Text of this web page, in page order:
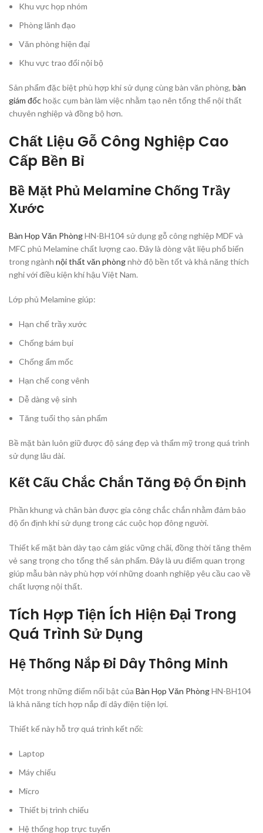
Khu vực họp nhóm
Phòng lãnh đạo
Văn phòng hiện đại
Khu vực trao đổi nội bộ
Sản phẩm đặc biệt phù hợp khi sử dụng cùng bàn văn phòng,bàn
giám đốchoặc cụm bàn làm việc nhằm tạo nên tổng thể nội thất
chuyên nghiệp và đồng bộ hơn.
Chất Liệu Gỗ Công Nghiệp Cao
Cấp Bền Bỉ
Bề Mặt Phủ Melamine Chống Trầy
Xước
Bàn Họp Văn PhòngHN-BH104 sử dụng gỗ công nghiệp MDF và
MFC phủ Melamine chất lượng cao. Đây là dòng vật liệu phổ biến
trong ngànhnội thất văn phòngnhờ độ bền tốt và khả năng thích
nghi với điều kiện khí hậu Việt Nam.
Lớp phủ Melamine giúp:
Hạn chế trầy xước
Chống bám bụi
Chống ẩm mốc
Hạn chế cong vênh
Dễ dàng vệ sinh
Tăng tuổi thọ sản phẩm
Bề mặt bàn luôn giữ được độ sáng đẹp và thẩm mỹ trong quá trình
sử dụng lâu dài.
Kết Cấu Chắc Chắn Tăng Độ Ổn Định
Phần khung và chân bàn được gia công chắc chắn nhằm đảm bảo
độ ổn định khi sử dụng trong các cuộc họp đông người.
Thiết kế mặt bàn dày tạo cảm giác vững chãi, đồng thời tăng thêm
vẻ sang trọng cho tổng thể sản phẩm. Đây là ưu điểm quan trọng
giúp mẫu bàn này phù hợp với những doanh nghiệp yêu cầu cao về
chất lượng nội thất.
Tích Hợp Tiện Ích Hiện Đại Trong
Quá Trình Sử Dụng
Hệ Thống Nắp Đi Dây Thông Minh
Một trong những điểm nổi bật củaBàn Họp Văn PhòngHN-BH104
là khả năng tích hợp nắp đi dây điện tiện lợi.
Thiết kế này hỗ trợ quá trình kết nối:
Laptop
Máy chiếu
Micro
Thiết bị trình chiếu
Hệ thống họp trực tuyến